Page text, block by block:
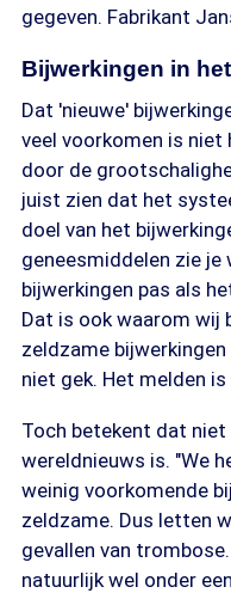
gegeven. Fabrikant
Bijwerkingen in
Dat 'nieuwe'
veel voorkomen is niet
door de
juist zien dat het
doel van het
geneesmiddelen zie
bijwerkingen pas als
Dat is ook waarom wij
zeldzame
niet gek. Het melden
Toch betekent dat
wereldnieuws is. "We
weinig voorkomende
zeldzame. Dus letten
gevallen van
natuurlijk wel onder